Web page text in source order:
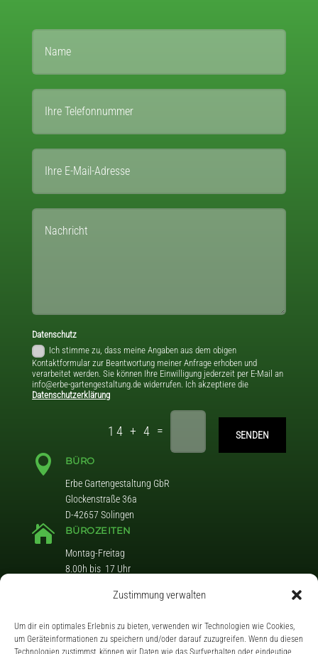
Zustimmung verwalten
Um dir ein optimales Erlebnis zu bieten, verwenden wir Technologien wie Cookies,
um Geräteinformationen zu speichern und/oder darauf zuzugreifen. Wenn du diesen
Technologien zustimmst, können wir Daten wie das Surfverhalten oder eindeutige
Datenschutz
Ich stimme zu, dass meine Angaben aus dem obigen
Kontaktformular zur Beantwortung meiner Anfrage erhoben und
verarbeitet werden. Sie können Ihre Einwilligung jederzeit per E-Mail an
info@erbe-gartengestaltung.de widerrufen. Ich akzeptiere die
Datenschutzerklärung
14 + 4 = SENDEN

BÜRO
Erbe Gartengestaltung GbR
Glockenstraße 36a
D-42657 Solingen

BÜROZEITEN
Montag-Freitag
8.00h bis 17 Uhr

TELEFON
0049 (0)212 / 42795